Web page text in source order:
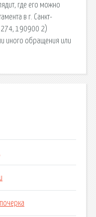
где его можно
в г. Санкт-
190900 2)
иного обращения или